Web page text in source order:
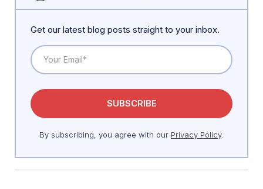
Get our latest blog posts straight to your inbox.
By subscribing, you agree with our Privacy Policy.